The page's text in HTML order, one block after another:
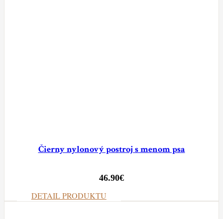
Čierny nylonový postroj s menom psa
46.90€
DETAIL PRODUKTU